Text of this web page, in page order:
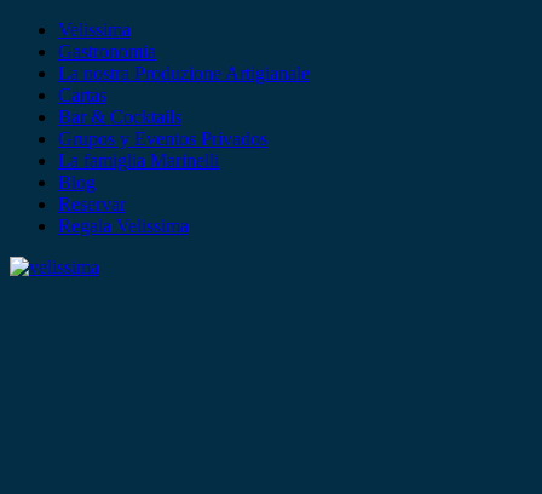
Velissima
Gastronomia
La nostra Produzione Artigianale
Cartas
Bar & Cocktails
Grupos y Eventos Privados
La famiglia Marinelli
Blog
Reservar
Regala Velissima